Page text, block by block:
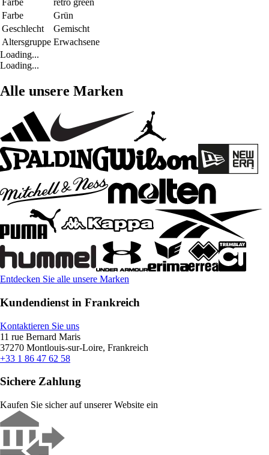
Farbe
retro green
Farbe
Grün
Geschlecht
Gemischt
Altersgruppe Erwachsene
Loading...
Loading...
Alle unsere Marken
Entdecken Sie alle unsere Marken
Kundendienst in Frankreich
Kontaktieren Sie uns
11 rue Bernard Maris
37270 Montlouis-sur-Loire, Frankreich
+33 1 86 47 62 58
Sichere Zahlung
Kaufen Sie sicher auf unserer Website ein